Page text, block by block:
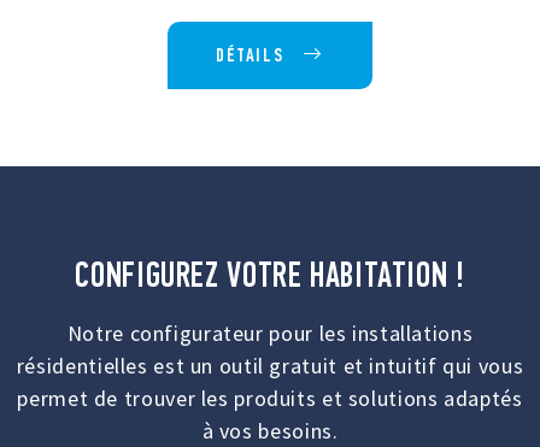
DÉTAILS
CONFIGUREZ VOTRE HABITATION !
Notre configurateur pour les installations
résidentielles est un outil gratuit et intuitif qui vous
permet de trouver les produits et solutions adaptés
à vos besoins.